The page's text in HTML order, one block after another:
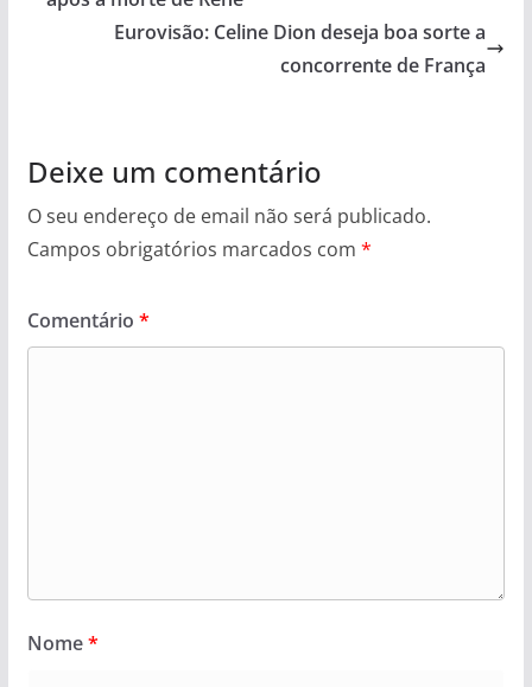
Eurovisão: Celine Dion deseja boa sorte a
concorrente de França
Deixe um comentário
O seu endereço de email não será publicado.
Campos obrigatórios marcados com *
Comentário *
Nome*